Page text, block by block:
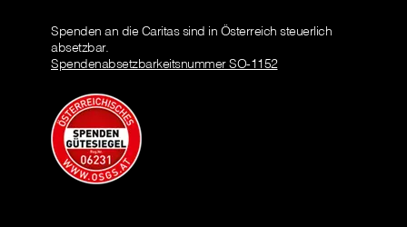
Spenden an die Caritas sind in Österreich steuerlich
absetzbar.
Spendenabsetzbarkeitsnummer SO-1152